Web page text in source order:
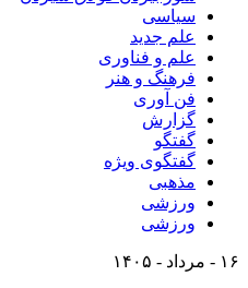
سیاسی
علم جدید
علم و فناوری
فرهنگ و هنر
فن آوری
گزارش
گفتگو
گفتگوی ویژه
مذهبی
ورزشی
ورزشی
۱۶ - مرداد - ۱۴۰۵